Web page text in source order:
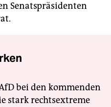
Senatspräsidenten
bei den kommenden
stark rechtsextreme